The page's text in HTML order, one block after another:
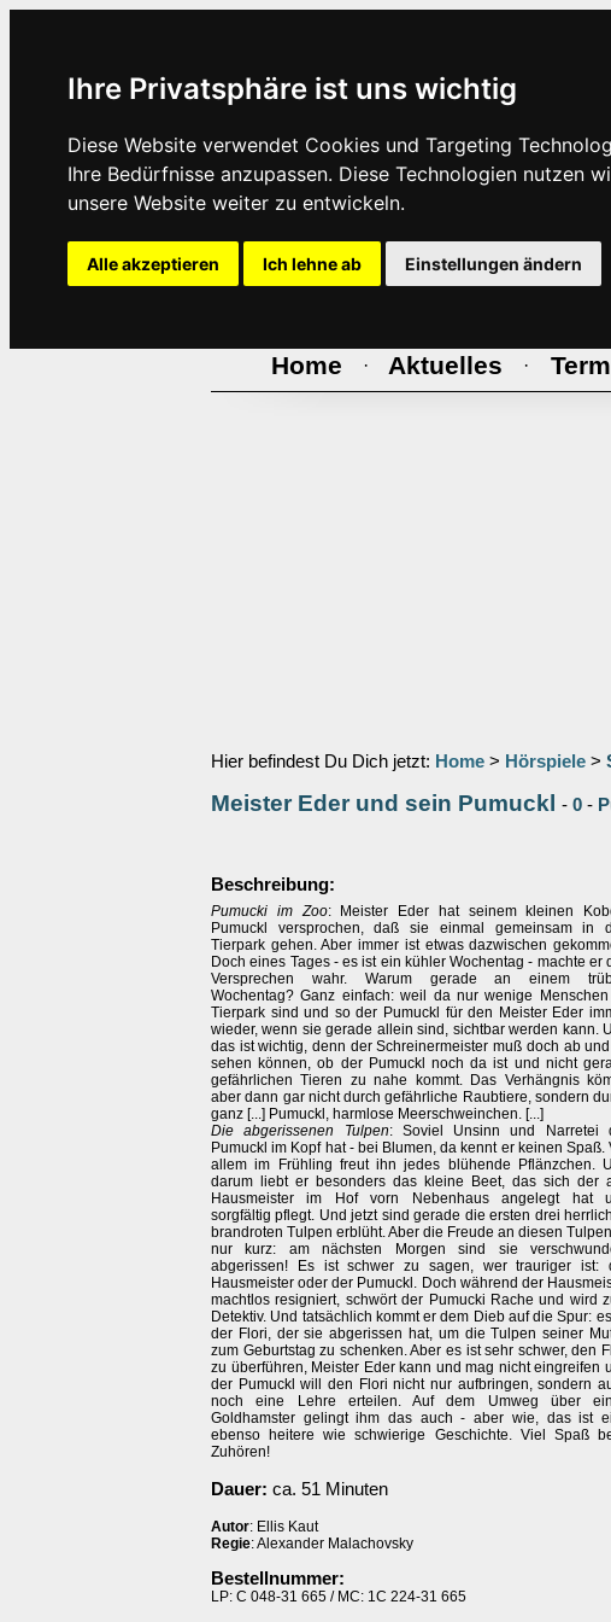
Ihre Privatsphäre ist uns wichtig
Diese Website verwendet Cookies und Targeting
Ihre Bedürfnisse anzupassen. Diese Technologien nutzen
unsere Website weiter zu entwickeln.
Alle akzeptieren Ich lehne ab Einstellungen ändern
Home · Aktuelles ·
Hier befindest Du Dich jetzt: Home > Hörspiele >
Meister Eder und sein Pumuckl - 0 -
Beschreibung:
Pumucki im Zoo: Meister Eder hat seinem kleinen
Pumuckl versprochen, daß sie einmal gemeinsam in
Tierpark gehen. Aber immer ist etwas dazwischen
Doch eines Tages - es ist ein kühler Wochentag - machte er
Versprechen wahr. Warum gerade an einem
Wochentag? Ganz einfach: weil da nur wenige
Tierpark sind und so der Pumuckl für den Meister Eder
wieder, wenn sie gerade allein sind, sichtbar werden kann.
das ist wichtig, denn der Schreinermeister muß doch ab
sehen können, ob der Pumuckl noch da ist und nicht
gefährlichen Tieren zu nahe kommt. Das Verhängnis
aber dann gar nicht durch gefährliche Raubtiere, sondern
ganz [...] Pumuckl, harmlose Meerschweinchen. [...]
Die abgerissenen Tulpen: Soviel Unsinn und Narretei
Pumuckl im Kopf hat - bei Blumen, da kennt er keinen Spaß.
allem im Frühling freut ihn jedes blühende Pflänzchen.
darum liebt er besonders das kleine Beet, das sich der
Hausmeister im Hof vorn Nebenhaus angelegt hat
sorgfältig pflegt. Und jetzt sind gerade die ersten drei
brandroten Tulpen erblüht. Aber die Freude an diesen
nur kurz: am nächsten Morgen sind sie
abgerissen! Es ist schwer zu sagen, wer trauriger ist:
Hausmeister oder der Pumuckl. Doch während der
machtlos resigniert, schwört der Pumucki Rache und wird
Detektiv. Und tatsächlich kommt er dem Dieb auf die Spur:
der Flori, der sie abgerissen hat, um die Tulpen seiner
zum Geburtstag zu schenken. Aber es ist sehr schwer, den
zu überführen, Meister Eder kann und mag nicht eingreifen
der Pumuckl will den Flori nicht nur aufbringen, sondern
noch eine Lehre erteilen. Auf dem Umweg über
Goldhamster gelingt ihm das auch - aber wie, das ist
ebenso heitere wie schwierige Geschichte. Viel Spaß
Zuhören!
Dauer: ca. 51 Minuten
Autor: Ellis Kaut
Regie: Alexander Malachovsky
Bestellnummer:
LP: C 048-31 665 / MC: 1C 224-31 665